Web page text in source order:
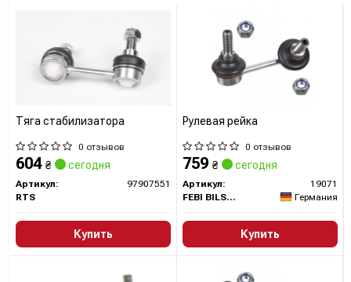
Тяга стабилизатора
0 отзывов
604 ₴ сегодня
Артикул:
97907551
RTS
Купить
Рулевая рейка
0 отзывов
759 ₴ сегодня
Артикул:
19071
FEBI BILSTEIN
Германия
Купить